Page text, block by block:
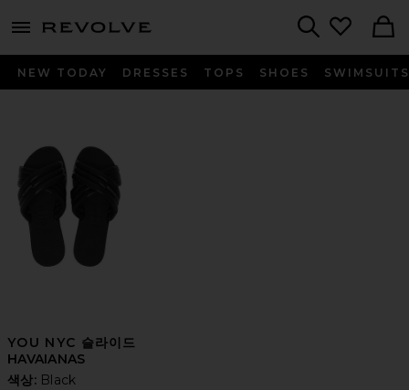
menu - shows more content
NEW TODAY DRESSES TOPS SHOES SWIMSUITS
YOU NYC 슬라이드
HAVAIANAS
색상: Black